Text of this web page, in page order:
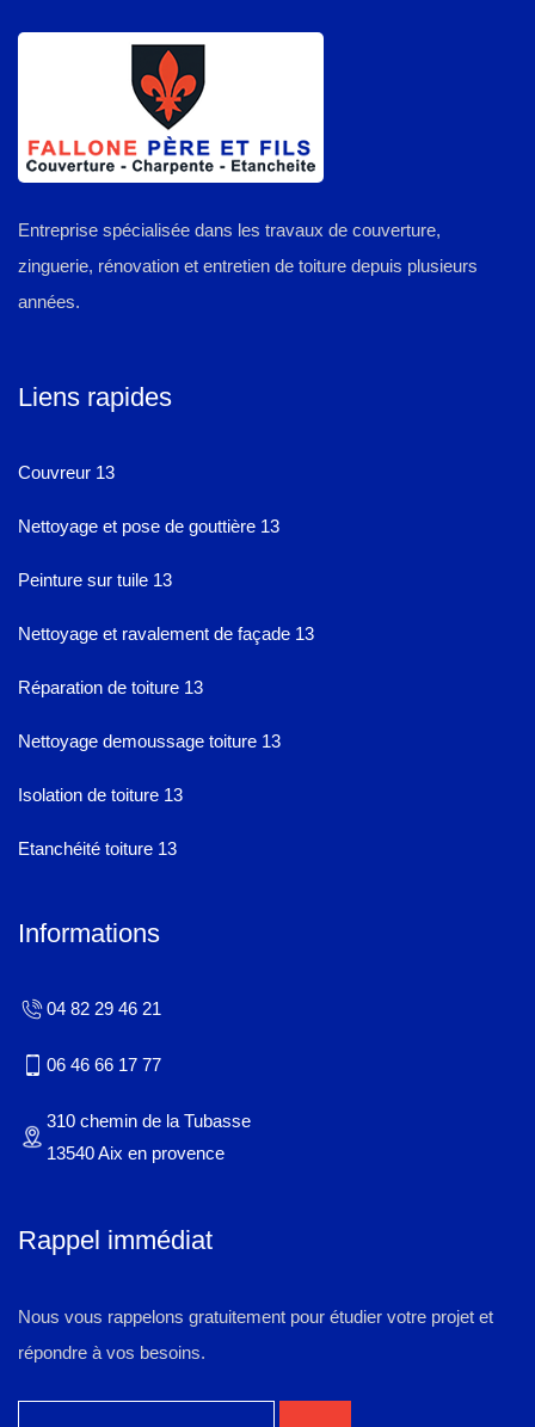
Entreprise spécialisée dans les travaux de couverture,
zinguerie, rénovation et entretien de toiture depuis plusieurs
années.
Liens rapides
Couvreur 13
Nettoyage et pose de gouttière 13
Peinture sur tuile 13
Nettoyage et ravalement de façade 13
Réparation de toiture 13
Nettoyage demoussage toiture 13
Isolation de toiture 13
Etanchéité toiture 13
Informations
04 82 29 46 21
06 46 66 17 77
310 chemin de la Tubasse
13540 Aix en provence
Rappel immédiat
Nous vous rappelons gratuitement pour étudier votre projet et
répondre à vos besoins.